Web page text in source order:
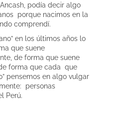
podía decir algo
porque nacimos en la
comprendí.
en los últimos años lo
que suene
de forma que suene
forma que cada que
pensemos en algo vulgar
personas
Perú.